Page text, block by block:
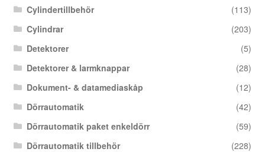
Cylindertillbehör
(113)
Cylindrar
(203)
Detektorer
(5)
Detektorer & larmknappar
(28)
Dokument- & datamediaskåp
(12)
Dörrautomatik
(42)
Dörrautomatik paket enkeldörr
(59)
Dörrautomatik tillbehör
(228)